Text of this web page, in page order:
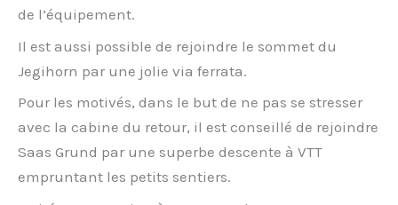
de l’équipement.
Il est aussi possible de rejoindre le sommet du
Jegihorn par une jolie via ferrata.
Pour les motivés, dans le but de ne pas se stresser
avec la cabine du retour, il est conseillé de rejoindre
Saas Grund par une superbe descente à VTT
empruntant les petits sentiers.